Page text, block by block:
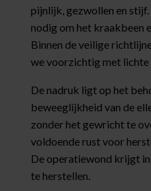
pijnlijk, gezwollen en
nodig om het kraakbeen
Binnen de veilige
we voorzichtig met lichte
De nadruk ligt op het
beweeglijkheid van de
zonder het gewricht te
voldoende rust voor
De operatiewond krijgt
te herstellen.